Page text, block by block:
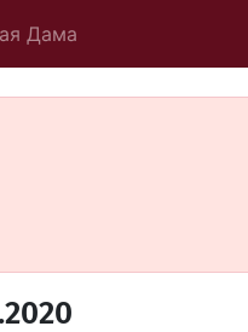
Дама